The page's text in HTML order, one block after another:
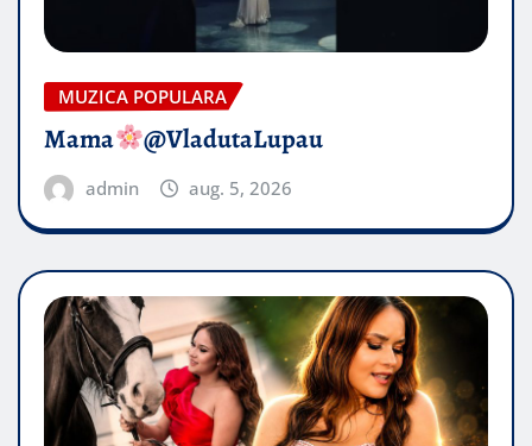
MUZICA POPULARA
Mama @VladutaLupau
admin aug. 5, 2026